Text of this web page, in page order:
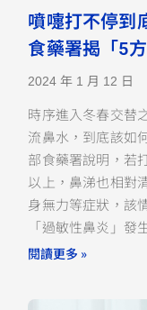
噴嚏打不停到
食藥署揭「5
2024 年 1 月 12 日
時序進入冬春交替
流鼻水，到底該如
部食藥署說明，若
以上，鼻涕也相對
身無力等症狀，該
「過敏性鼻炎」發
閱讀更多 »